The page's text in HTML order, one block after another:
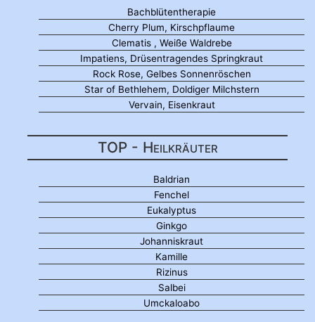
Bachblütentherapie
Cherry Plum, Kirschpflaume
Clematis , Weiße Waldrebe
Impatiens, Drüsentragendes Springkraut
Rock Rose, Gelbes Sonnenröschen
Star of Bethlehem, Doldiger Milchstern
Vervain, Eisenkraut
TOP - Heilkräuter
Baldrian
Fenchel
Eukalyptus
Ginkgo
Johanniskraut
Kamille
Rizinus
Salbei
Umckaloabo